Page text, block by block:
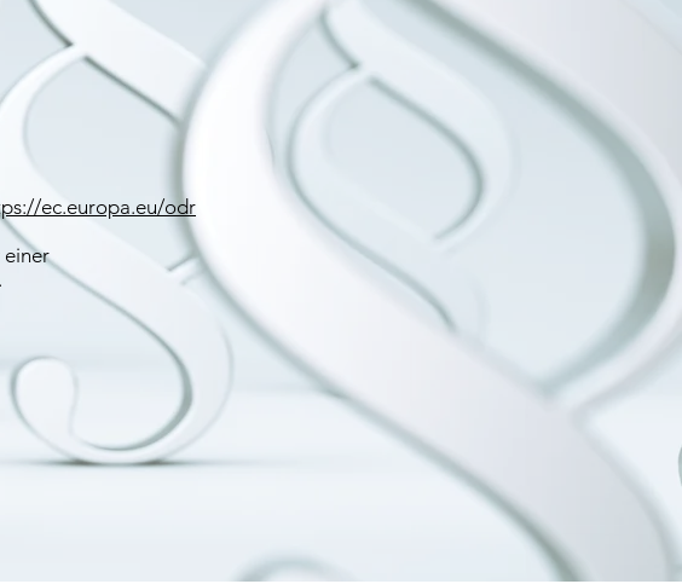
ec.europa.eu/odr
einer